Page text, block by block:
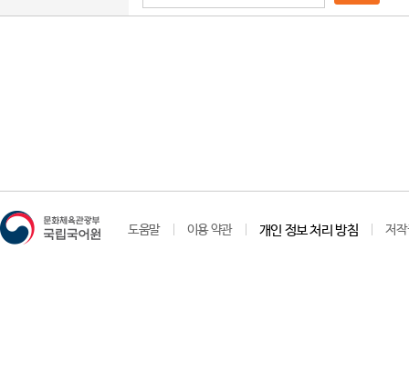
도움말 이용 약관 개인 정보 처리 방침 저